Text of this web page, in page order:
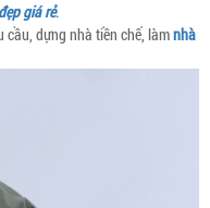
giá rẻ.
dựng nhà tiền chế, làmnhà